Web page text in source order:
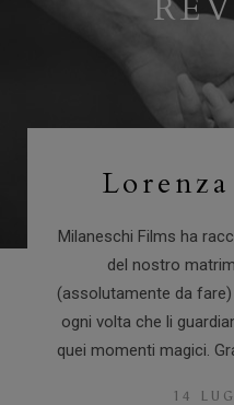
Milaneschi Films ha
del nostro
(assolutamente da
ogni volta che li
quei momenti magici.
14